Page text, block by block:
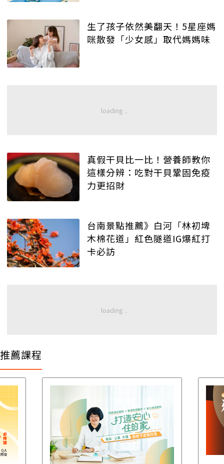
生了孩子依然美翻天！5星座媽
咪散發「少女感」取代媽媽味
真假干貝比一比！營養師教你
這樣分辨：吃對干貝鞏固免疫
力更招財
台南景點推薦》白河「林初埤
木棉花道」紅色隧道IG爆紅打
卡必訪
推薦課程